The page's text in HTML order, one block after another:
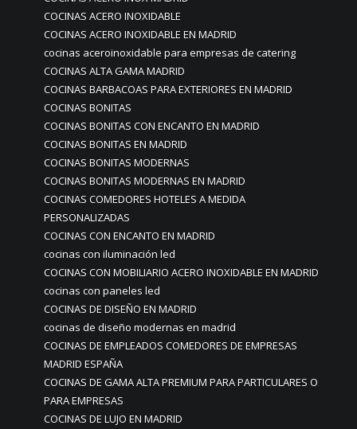
COCINAS ACERO INOXIDABLE
COCINAS ACERO INOXIDABLE EN MADRID
cocinas aceroinoxidable para empresas de catering
COCINAS ALTA GAMA MADRID
COCINAS BARBACOAS PARA EXTERIORES EN MADRID
COCINAS BONITAS
COCINAS BONITAS CON ENCANTO EN MADRID
COCINAS BONITAS EN MADRID
COCINAS BONITAS MODERNAS
COCINAS BONITAS MODERNAS EN MADRID
COCINAS COMEDORES HOTELES A MEDIDA
PERSONALIZADAS
COCINAS CON ENCANTO EN MADRID
cocinas con iluminación led
COCINAS CON MOBILIARIO ACERO INOXIDABLE EN MADRID
cocinas con paneles led
COCINAS DE DISEÑO EN MADRID
cocinas de diseño modernas en madrid
COCINAS DE EMPLEADOS COMEDORES DE EMPRESAS
MADRID ESPAÑA
COCINAS DE GAMA ALTA PREMIUM PARA PARTICULARES O
PARA EMPRESAS
COCINAS DE LUJO EN MADRID